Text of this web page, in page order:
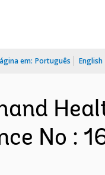
em: Português English
No :